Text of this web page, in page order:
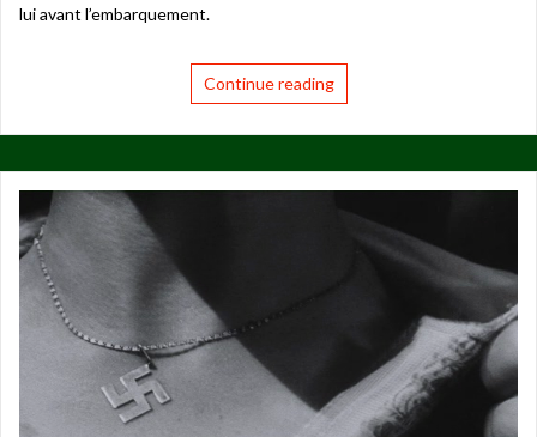
lui avant l’embarquement.
Continue reading